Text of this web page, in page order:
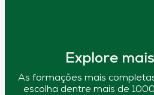
Explore
As formações mais
escolha dentre mais de